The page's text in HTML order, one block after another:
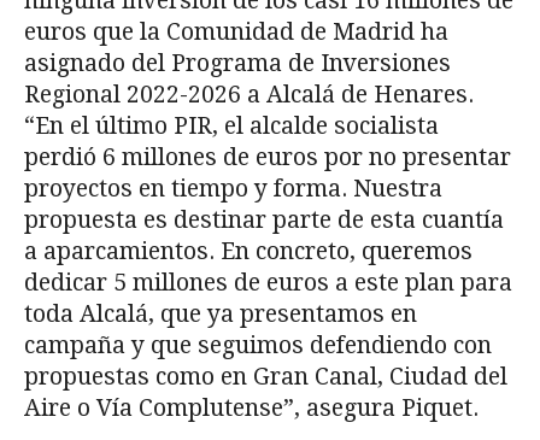
euros que la Comunidad de Madrid ha
asignado del Programa de Inversiones
Regional 2022-2026 a Alcalá de Henares.
“En el último PIR, el alcalde socialista
perdió 6 millones de euros por no presentar
proyectos en tiempo y forma. Nuestra
propuesta es destinar parte de esta cuantía
a aparcamientos. En concreto, queremos
dedicar 5 millones de euros a este plan para
toda Alcalá, que ya presentamos en
campaña y que seguimos defendiendo con
propuestas como en Gran Canal, Ciudad del
Aire o Vía Complutense”, asegura Piquet.